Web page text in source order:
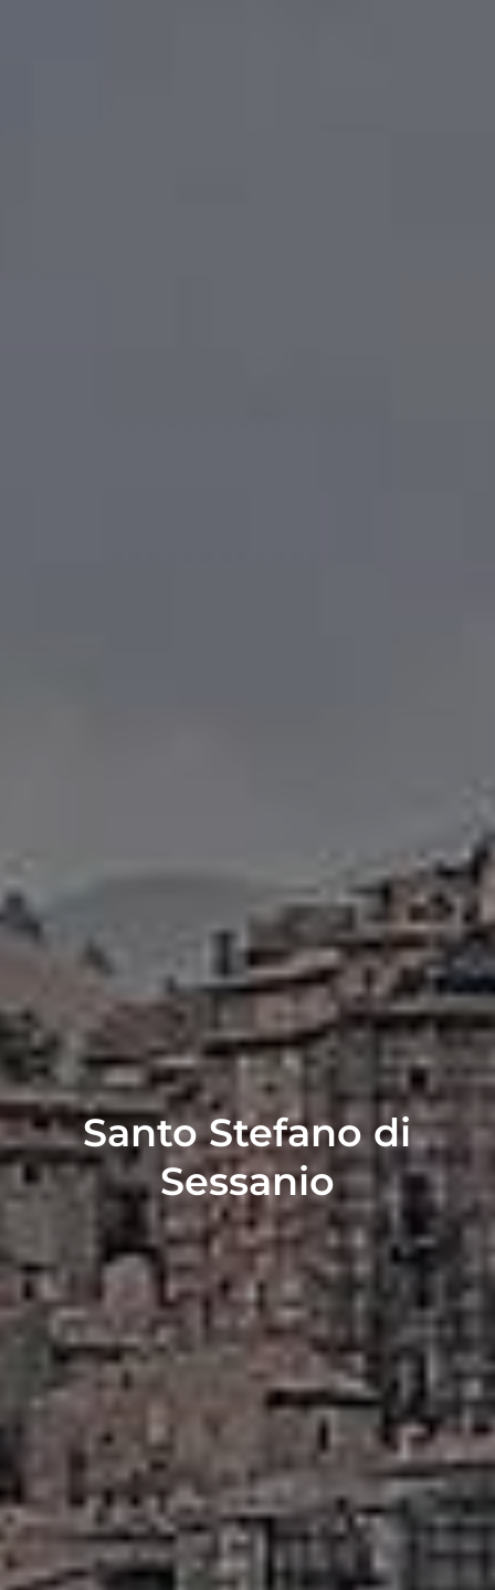
Santo Stefano di
Sessanio